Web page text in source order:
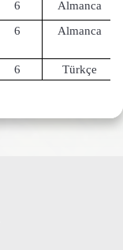
6
Almanca
6 Almanca
6 Türkçe